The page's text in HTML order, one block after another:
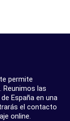
permite
las
España en una
el contacto
online.